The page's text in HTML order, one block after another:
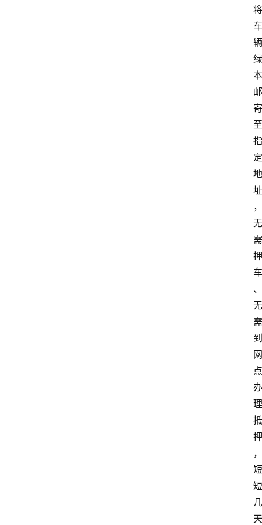
将
车
辆
绿
本
邮
寄
至
指
定
地
址
，
无
需
押
车
、
无
需
到
网
点
办
理
抵
押
，
短
短
几
天